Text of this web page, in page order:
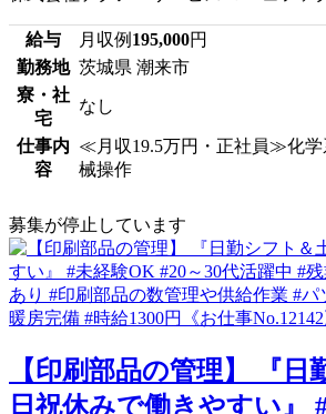
給与 月収例 195,000円
勤務地 茨城県 潮来市
寮・社
宅
なし
仕事内
容
≪月収19.5万円・正社員≫化学
械操作
募集が停止しています
【印刷部品の管理】 『日
日祝休みで働きやすい』